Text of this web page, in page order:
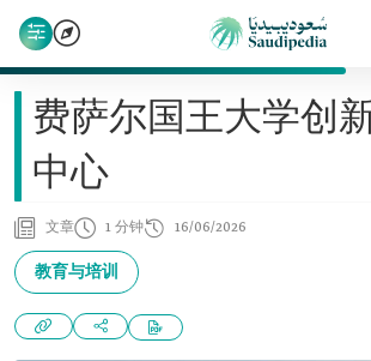
费萨尔国王大学创
中心
文章 1 分钟 16/06/2026
教育与培训